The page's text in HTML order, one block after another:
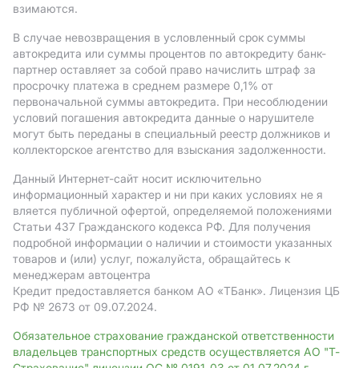
взимаются.
В случае невозвращения в условленный срок суммы
автокредита или суммы процентов по автокредиту банк-
партнер оставляет за собой право начислить штраф за
просрочку платежа в среднем размере 0,1% от
первоначальной суммы автокредита. При несоблюдении
условий погашения автокредита данные о нарушителе
могут быть переданы в специальный реестр должников и
коллекторское агентство для взыскания задолженности.
Данный Интернет-сайт носит исключительно
информационный характер и ни при каких условиях не я
вляется публичной офертой, определяемой положениями
Статьи 437 Гражданского кодекса РФ. Для получения
подробной информации о наличии и стоимости указанных
товаров и (или) услуг, пожалуйста, обращайтесь к
менеджерам автоцентра
Кредит предоставляется банком АO «ТБанк». Лицензия ЦБ
РФ № 2673 от 09.07.2024.
Обязательное страхование гражданской ответственности
владельцев транспортных средств осуществляется АО "Т-